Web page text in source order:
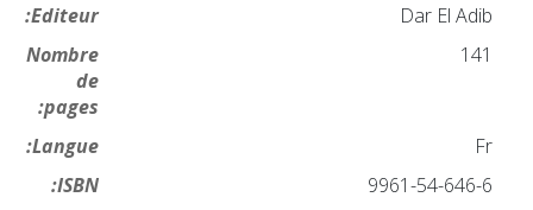
Editeur:
Dar El Adib
Nombre
de
pages:
141
Langue:
Fr
ISBN:
9961-54-646-6